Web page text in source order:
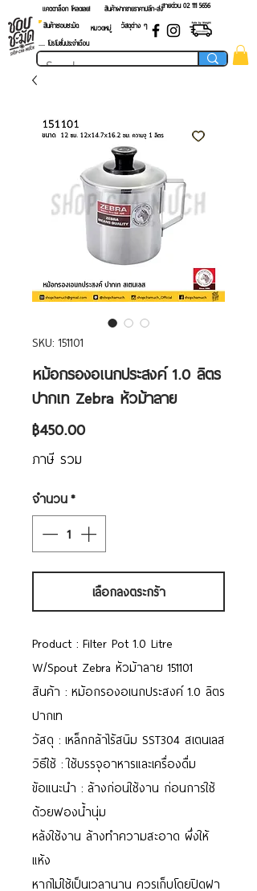
แคตตาล็อก โหลดเลย! สายด่วน 02 ​111 5656
สินค้าฝากขายราคาปลีก-ส่ง
สินค้าชอบชะมัด
หมวดหมู่
วัสดุต่าง ๆ
.... โปรโมชั่นประจำเดือน
SKU: 151101
หม้อกรองอเนกประสงค์ 1.0 ลิตร
ปากเท Zebra หัวม้าลาย
฿450.00ราคา
ภาษี รวม
จำนวน*
เลือกลงตระกร้า
Product : Filter Pot 1.0 Litre
W/Spout Zebra หัวม้าลาย 151101
สินค้า : หม้อกรองอเนกประสงค์ 1.0 ลิตร
ปากเท
วัสดุ : เหล็กกล้าไร้สนิม SST304 สเตนเลส
วิธีใช้ : ใช้บรรจุอาหารและเครื่องดื่ม
ข้อแนะนำ : ล้างก่อนใช้งาน ก่อนการใช้
ด้วยฟองน้ำนุ่ม
หลังใช้งาน ล้างทำความสะอาด ผึ่งให้
แห้ง
หากไม่ใช้เป็นเวลานาน ควรเก็บโดยปิดฝา